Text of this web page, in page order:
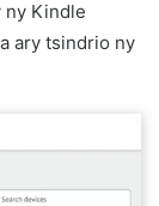
ny Kindle
ary tsindrio ny